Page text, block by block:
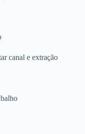
canal e extração